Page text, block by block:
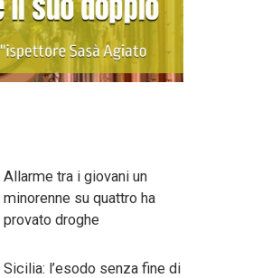
Allarme tra i giovani un
minorenne su quattro ha
provato droghe
Sicilia: l’esodo senza fine di